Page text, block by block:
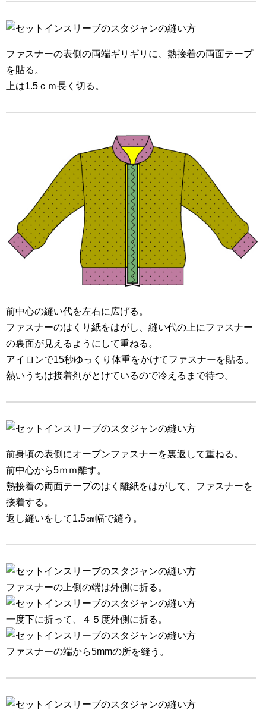
ファスナーの表側の両端ギリギリに、熱接着の両面テープ
を貼る。
上は1.5ｃｍ長く切る。
前中心の縫い代を左右に広げる。
ファスナーのはくり紙をはがし、縫い代の上にファスナー
の裏面が見えるようにして重ねる。
アイロンで15秒ゆっくり体重をかけてファスナーを貼る。
熱いうちは接着剤がとけているので冷えるまで待つ。
前身頃の表側にオープンファスナーを裏返して重ねる。
前中心から5ｍｍ離す。
熱接着の両面テープのはく離紙をはがして、ファスナーを
接着する。
返し縫いをして1.5㎝幅で縫う。
ファスナーの上側の端は外側に折る。
一度下に折って、４５度外側に折る。
ファスナーの端から5mmの所を縫う。